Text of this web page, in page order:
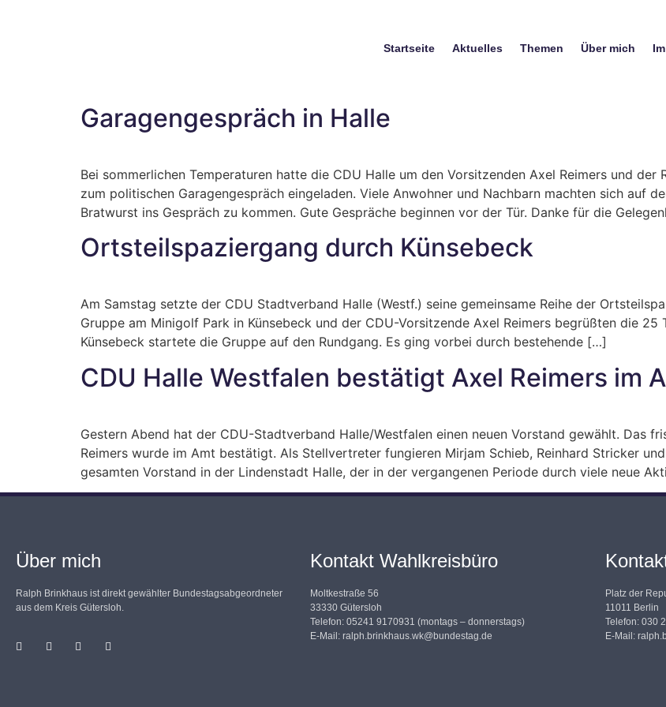
Startseite Aktuelles Themen Über mich
Garagengespräch in Halle
Bei sommerlichen Temperaturen hatte die CDU Halle um den Vorsitzenden Axel Reimers und
zum politischen Garagengespräch eingeladen. Viele Anwohner und Nachbarn machten sich auf
Bratwurst ins Gespräch zu kommen. Gute Gespräche beginnen vor der Tür. Danke für die
Ortsteilspaziergang durch Künsebeck
Am Samstag setzte der CDU Stadtverband Halle (Westf.) seine gemeinsame Reihe der
Gruppe am Minigolf Park in Künsebeck und der CDU-Vorsitzende Axel Reimers begrüßten die
Künsebeck startete die Gruppe auf den Rundgang. Es ging vorbei durch bestehende […]
CDU Halle Westfalen bestätigt Axel Reimers im
Gestern Abend hat der CDU-Stadtverband Halle/Westfalen einen neuen Vorstand gewählt. Das
Reimers wurde im Amt bestätigt. Als Stellvertreter fungieren Mirjam Schieb, Reinhard Stricker
gesamten Vorstand in der Lindenstadt Halle, der in der vergangenen Periode durch viele neue
Über mich
Ralph Brinkhaus ist direkt gewählter Bundestagsabgeordneter
aus dem Kreis Gütersloh.
Kontakt Wahlkreisbüro
Moltkestraße 56
33330 Gütersloh
Telefon: 05241 9170931 (montags – donnerstags)
E-Mail:ralph.brinkhaus.wk@bundestag.de
Platz der
11011 Berlin
Telefon: 030
E-Mail: